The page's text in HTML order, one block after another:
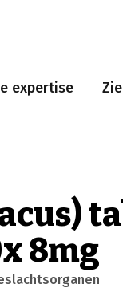
expertise
8mg